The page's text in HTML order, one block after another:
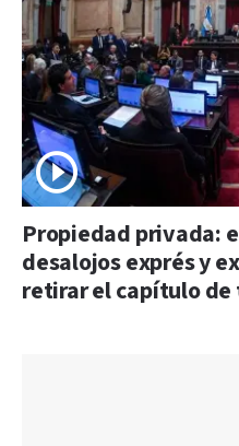
Propiedad privada:
desalojos exprés y
retirar el capítulo de